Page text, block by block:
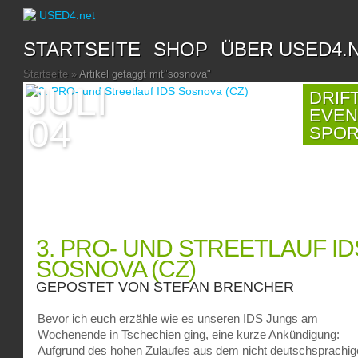
STARTSEITE SHOP ÜBER
Startseite » Artikel getaggt mit"sosnova"
JULI
04
3. PRO- UND STREETLAUF
SOSNOVA (CZ)
GEPOSTET VON STEFAN BRENCHER
Bevor ich euch erzähle wie es unseren IDS Jungs am
Wochenende in Tschechien ging, eine kurze Ankündigung:
Aufgrund des hohen Zulaufes aus dem nicht